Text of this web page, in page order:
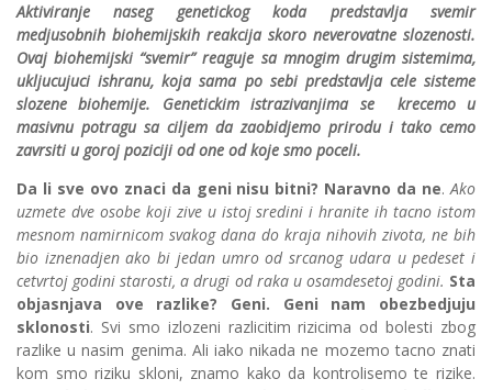
Aktiviranje naseg genetickog koda predstavlja svemir
medjusobnih biohemijskih reakcija skoro neverovatne slozenosti.
Ovaj biohemijski “svemir” reaguje sa mnogim drugim sistemima,
ukljucujuci ishranu, koja sama po sebi predstavlja cele sisteme
slozene biohemije. Genetickim istrazivanjima se krecemo u
masivnu potragu sa ciljem da zaobidjemo prirodu i tako cemo
zavrsiti u goroj poziciji od one od koje smo poceli.
Da li sve ovo znaci da geni nisu bitni? Naravno da ne.Ako
uzmete dve osobe koji zive u istoj sredini i hranite ih tacno istom
mesnom namirnicom svakog dana do kraja nihovih zivota, ne bih
bio iznenadjen ako bi jedan umro od srcanog udara u pedeset i
cetvrtoj godini starosti, a drugi od raka u osamdesetoj godini. Sta
objasnjava ove razlike? Geni. Geni nam obezbedjuju
sklonosti. Svi smo izlozeni razlicitim rizicima od bolesti zbog
razlike u nasim genima. Ali iako nikada ne mozemo tacno znati
kom smo riziku skloni, znamo kako da kontrolisemo te rizike.